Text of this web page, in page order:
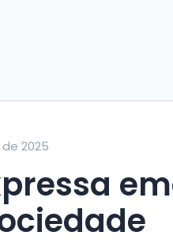
2025